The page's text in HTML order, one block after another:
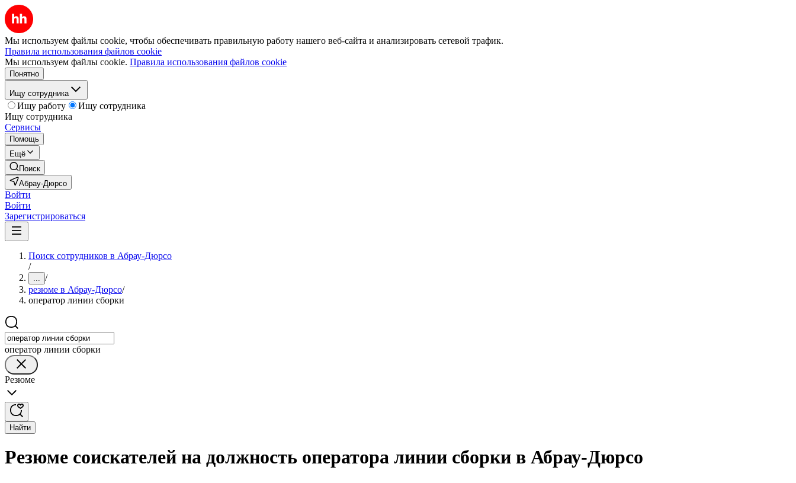
Мы используем файлы cookie, чтобы обеспечивать правильную работу нашего веб-сайта и анализировать сетевой трафик.
Правила использования файлов cookie
Мы используем файлы cookie. Правила использования файлов cookie
Понятно
Ищу сотрудника
Ищу работу
Ищу сотрудника
Ищу сотрудника
Сервисы
Помощь
Ещё
Поиск
Абрау-Дюрсо
Войти
Войти
Зарегистрироваться
Поиск сотрудников в Абрау-Дюрсо
/
... /
резюме в Абрау-Дюрсо/
оператор линии сборки
оператор линии сборки
Резюме
Найти
Резюме соискателей на должность оператора линии сборки в Абрау-Дюрсо